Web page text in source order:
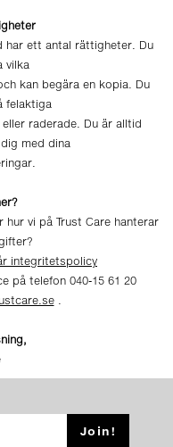
har ett antal rättigheter. Du
vilka
kan begära en kopia. Du
felaktiga
raderade. Du är alltid
med dina
vi på Trust Care hanterar
integritetspolicy
på telefon 040-15 61 20
.